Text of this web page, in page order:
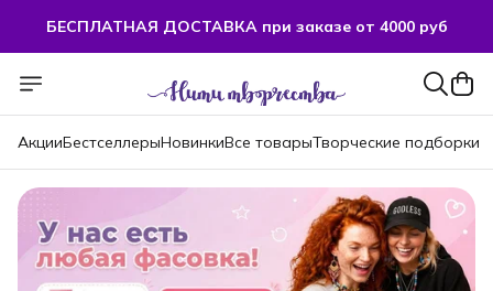
БЕСПЛАТНАЯ ДОСТАВКА при заказе от 4000 руб
АкцииБестселлерыНовинкиВсе товарыТворческие подборки